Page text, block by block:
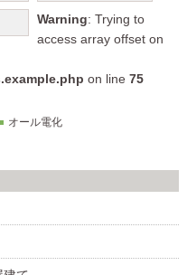
Warning: Trying to
access array offset on
on line 75
オール電化